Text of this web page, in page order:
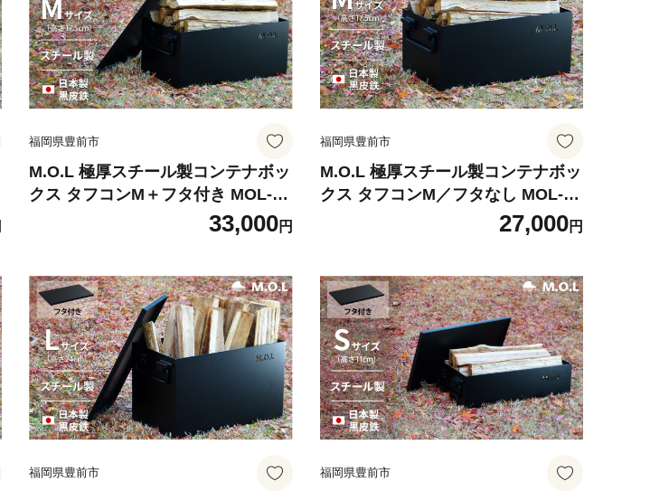
福岡県豊前市
M.O.L 極厚スチール製コンテナボッ
クス タフコンM＋フタ付き MOL-X3
0M-SET 《豊前市》【ミナト電機工
業株式会社】 キャンプ キャンプ用
33,000円
福岡県豊前市
M.O.L 極厚スチール製コンテナボッ
クス タフコンM／フタなし MOL-X3
0M《豊前市》【ミナト電機工業株
式会社】 キャンプ キャンプ用品 ギ
27,000円
福岡県豊前市 福岡県豊前市